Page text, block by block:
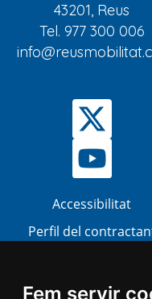
Fem servir
43201, Reus
Tel. 977 300 006
Accessibilitat
Perfil del
Atenció al ciutadà